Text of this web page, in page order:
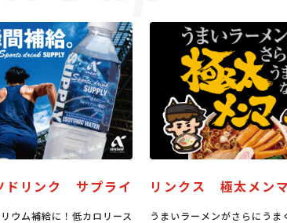
ドリンク サプライ
ウム補給に！低カロリース
リンクス 極太メンマ
うまいラーメンがさらにうま